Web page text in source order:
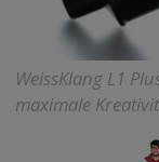
WeissKlang L1
maximale